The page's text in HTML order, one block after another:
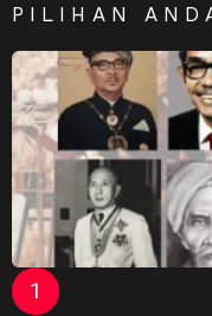
PILIHAN